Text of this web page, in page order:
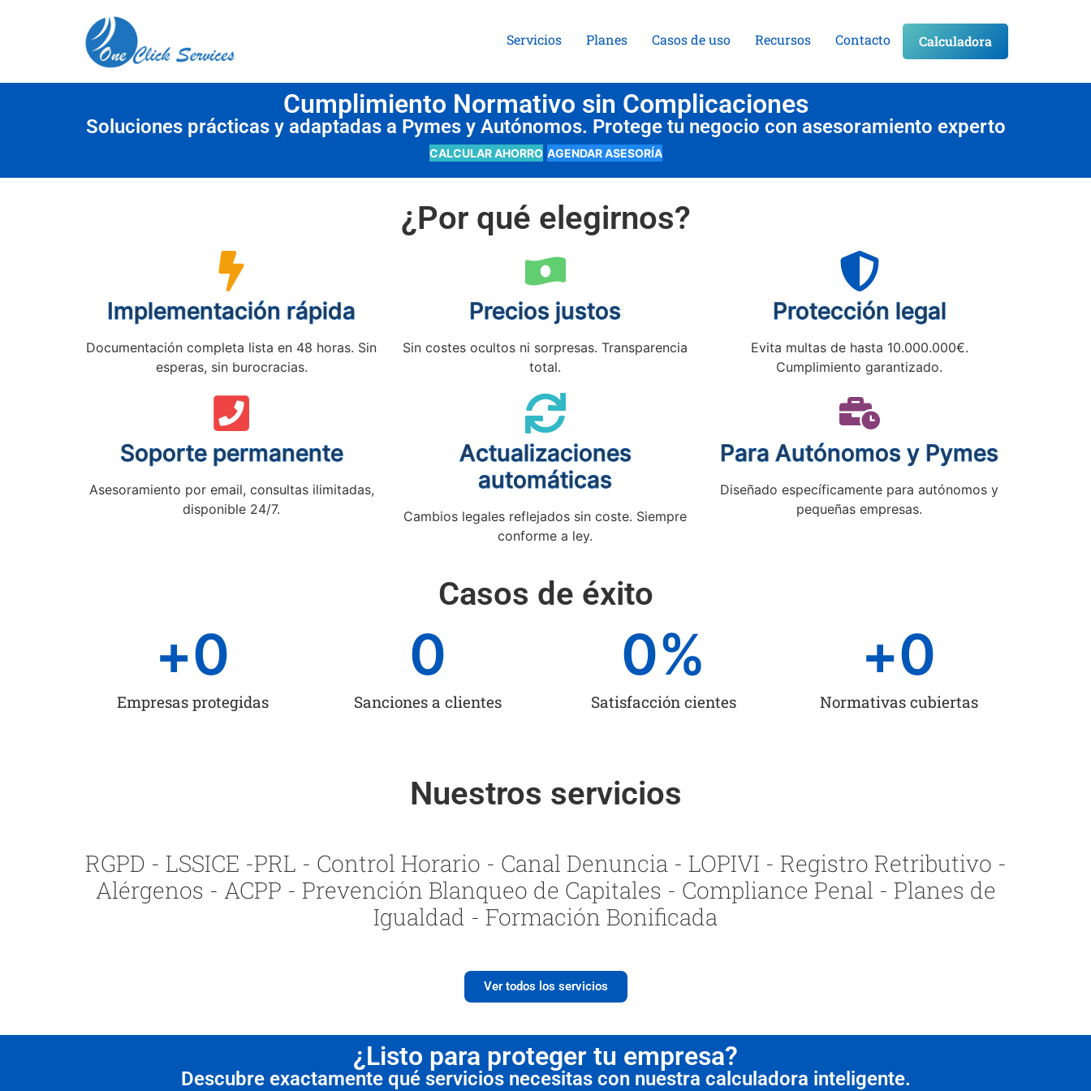
Servicios Planes Casos de uso Recursos Contacto Calculadora
Cumplimiento Normativo sin Complicaciones
Soluciones prácticas y adaptadas a Pymes y Autónomos. Protege tu negocio con asesoramiento experto
CALCULAR AHORRO AGENDAR ASESORÍA
¿Por qué elegirnos?
Implementación rápida
Documentación completa lista en 48 horas. Sin
esperas, sin burocracias.
Precios justos
Sin costes ocultos ni sorpresas. Transparencia
total.
Protección legal
Evita multas de hasta 10.000.000€.
Cumplimiento garantizado.
Soporte permanente
Asesoramiento por email, consultas ilimitadas,
disponible 24/7.
Actualizaciones
automáticas
Cambios legales reflejados sin coste. Siempre
conforme a ley.
Para Autónomos y Pymes
Diseñado específicamente para autónomos y
pequeñas empresas.
Casos de éxito
Empresas protegidas
+0
Sanciones a clientes
0
Satisfacción cientes
0%
Normativas cubiertas
+0
Nuestros servicios
RGPD - LSSICE -PRL - Control Horario - Canal Denuncia - LOPIVI - Registro Retributivo -
Alérgenos - ACPP - Prevención Blanqueo de Capitales - Compliance Penal - Planes de
Igualdad - Formación Bonificada
Ver todos los servicios
¿Listo para proteger tu empresa?
Descubre exactamente qué servicios necesitas con nuestra calculadora inteligente.